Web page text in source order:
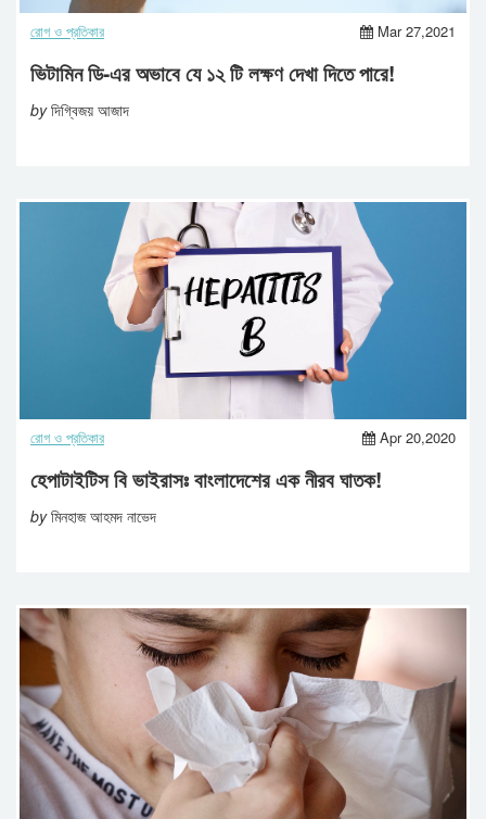
রোগ ও প্রতিকার Mar 27,2021
ভিটামিন ডি-এর অভাবে যে ১২ টি লক্ষণ দেখা দিতে পারে!
byদিগ্বিজয় আজাদ
রোগ ও প্রতিকার Apr 20,2020
হেপাটাইটিস বি ভাইরাসঃ বাংলাদেশের এক নীরব ঘাতক!
byমিনহাজ আহমদ নাভেদ